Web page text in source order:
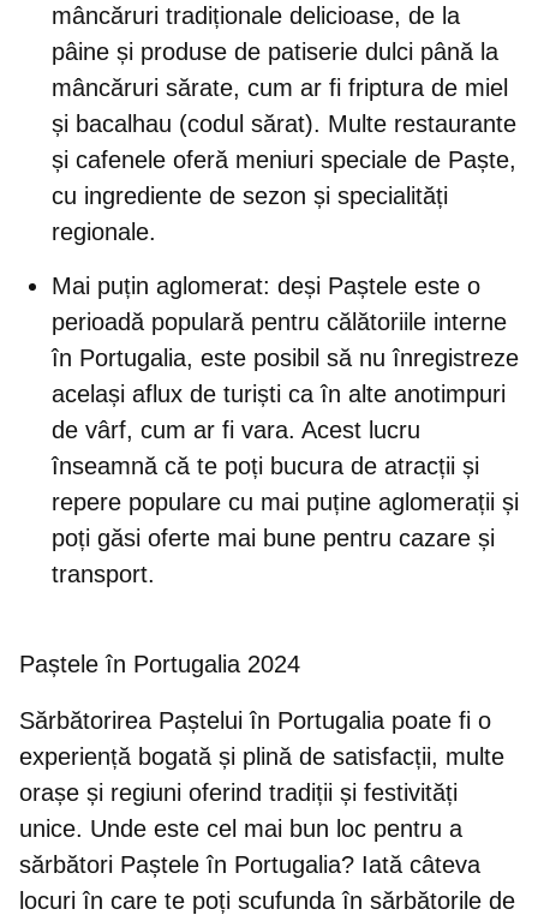
mâncăruri tradiționale delicioase, de la
pâine și produse de patiserie dulci până la
mâncăruri sărate, cum ar fi friptura de miel
și bacalhau (codul sărat). Multe restaurante
și cafenele oferă meniuri speciale de Paște,
cu ingrediente de sezon și specialități
regionale.
Mai puțin aglomerat: deși Paștele este o
perioadă populară pentru călătoriile interne
în Portugalia, este posibil să nu înregistreze
același aflux de turiști ca în alte anotimpuri
de vârf, cum ar fi vara. Acest lucru
înseamnă că te poți bucura de atracții și
repere populare cu mai puține aglomerații și
poți găsi oferte mai bune pentru cazare și
transport.
Paștele în Portugalia 2024
Sărbătorirea Paștelui în Portugalia poate fi o
experiență bogată și plină de satisfacții, multe
orașe și regiuni oferind tradiții și festivități
unice. Unde este cel mai bun loc pentru a
sărbători Paștele în Portugalia? Iată câteva
locuri în care te poți scufunda în sărbătorile de